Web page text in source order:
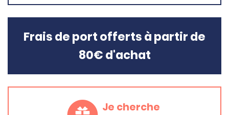
Frais de port offerts à partir de
80€ d'achat
Je cherche